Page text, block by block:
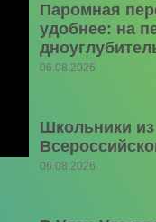
Паромная
удобнее: на
06.08.2026
Школьники
06.08.2026